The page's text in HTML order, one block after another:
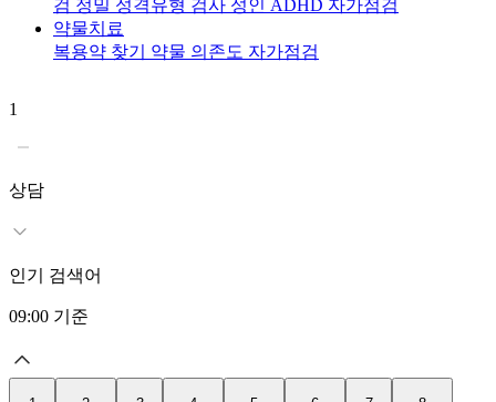
검 정밀 성격유형 검사 성인 ADHD 자가점검
약물치료
복용약 찾기 약물 의존도 자가점검
1
상담
인기 검색어
09:00 기준